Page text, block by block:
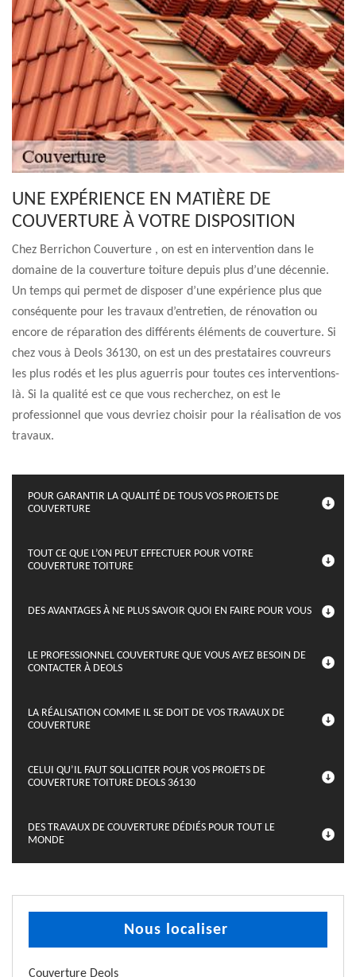
UNE EXPÉRIENCE EN MATIÈRE DE
COUVERTURE À VOTRE DISPOSITION
Chez Berrichon Couverture , on est en intervention dans le
domaine de la couverture toiture depuis plus d’une décennie.
Un temps qui permet de disposer d’une expérience plus que
conséquente pour les travaux d’entretien, de rénovation ou
encore de réparation des différents éléments de couverture. Si
chez vous à Deols 36130, on est un des prestataires couvreurs
les plus rodés et les plus aguerris pour toutes ces interventions-
là. Si la qualité est ce que vous recherchez, on est le
professionnel que vous devriez choisir pour la réalisation de vos
travaux.
POUR GARANTIR LA QUALITÉ DE TOUS VOS PROJETS DE
COUVERTURE
TOUT CE QUE L’ON PEUT EFFECTUER POUR VOTRE
COUVERTURE TOITURE
DES AVANTAGES À NE PLUS SAVOIR QUOI EN FAIRE POUR VOUS
LE PROFESSIONNEL COUVERTURE QUE VOUS AYEZ BESOIN DE
CONTACTER À DEOLS
LA RÉALISATION COMME IL SE DOIT DE VOS TRAVAUX DE
COUVERTURE
CELUI QU’IL FAUT SOLLICITER POUR VOS PROJETS DE
COUVERTURE TOITURE DEOLS 36130
DES TRAVAUX DE COUVERTURE DÉDIÉS POUR TOUT LE
MONDE
Nous localiser
Couverture Deols